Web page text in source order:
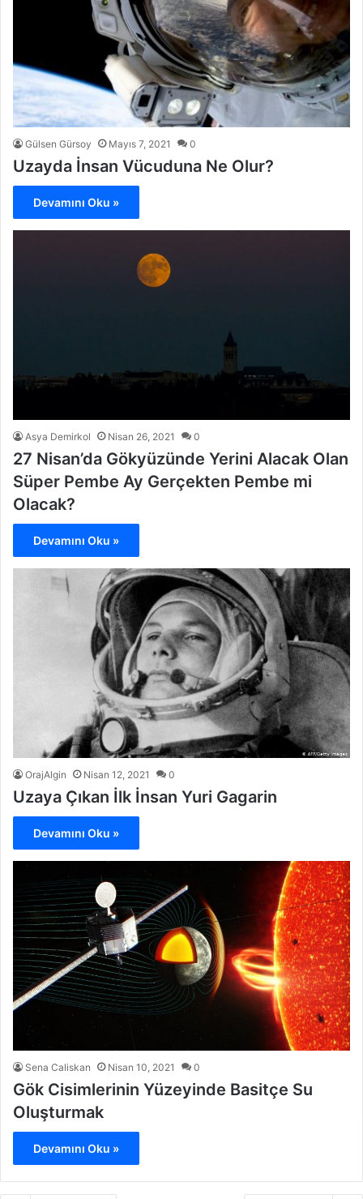
Gülsen Gürsoy Mayıs 7, 2021 0
Uzayda İnsan Vücuduna Ne Olur?
Devamını Oku »
Asya Demirkol Nisan 26, 2021 0
27 Nisan’da Gökyüzünde Yerini Alacak Olan
Süper Pembe Ay Gerçekten Pembe mi
Olacak?
Devamını Oku »
OrajAlgin Nisan 12, 2021 0
Uzaya Çıkan İlk İnsan Yuri Gagarin
Devamını Oku »
Sena Caliskan Nisan 10, 2021 0
Gök Cisimlerinin Yüzeyinde Basitçe Su
Oluşturmak
Devamını Oku »